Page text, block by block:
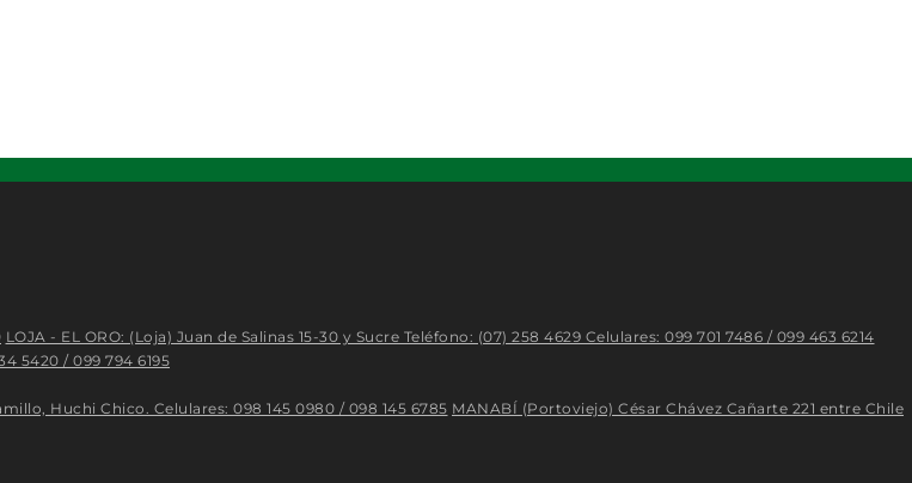
LOJA - EL ORO: (Loja) Juan de Salinas 15-30 y Sucre Teléfono: (07) 258 4629 Celulares: 099 701 7486 / 099 463 6214
5420 / 099 794 6195
Huchi Chico. Celulares: 098 145 0980 / 098 145 6785 MANABÍ (Portoviejo) César Chávez Cañarte 221 entre Chile